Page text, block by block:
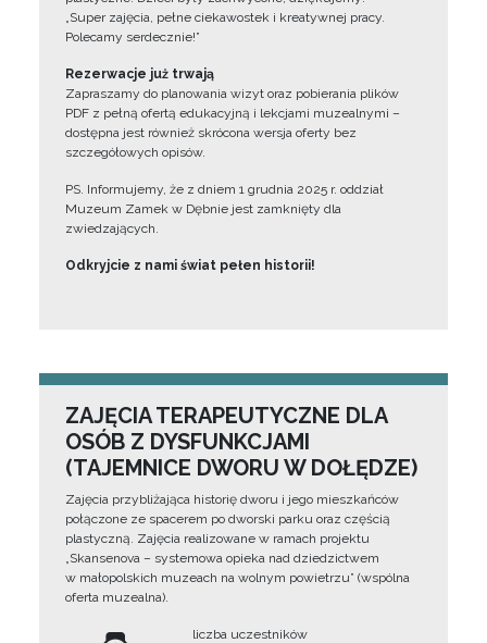
„Super zajęcia, pełne ciekawostek i kreatywnej pracy.
Polecamy serdecznie!”
Rezerwacje już trwają
Zapraszamy do planowania wizyt oraz pobierania plików
PDF z pełną ofertą edukacyjną i lekcjami muzealnymi –
dostępna jest również skrócona wersja oferty bez
szczegółowych opisów.
PS. Informujemy, że z dniem 1 grudnia 2025 r. oddział
Muzeum Zamek w Dębnie jest zamknięty dla
zwiedzających.
Odkryjcie z nami świat pełen historii!
ZAJĘCIA TERAPEUTYCZNE DLA
OSÓB Z DYSFUNKCJAMI
(TAJEMNICE DWORU W DOŁĘDZE)
Zajęcia przybliżająca historię dworu i jego mieszkańców
połączone ze spacerem po dworski parku oraz częścią
plastyczną. Zajęcia realizowane w ramach projektu
„Skansenova – systemowa opieka nad dziedzictwem
w małopolskich muzeach na wolnym powietrzu” (wspólna
oferta muzealna).
liczba uczestników